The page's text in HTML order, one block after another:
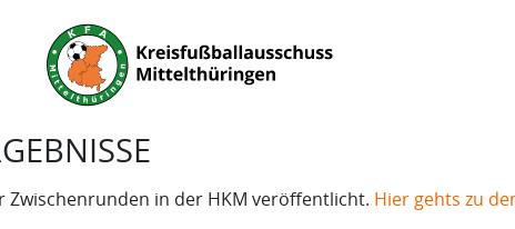
Zwischenrunden in der HKM veröffentlicht. Hier gehts zu